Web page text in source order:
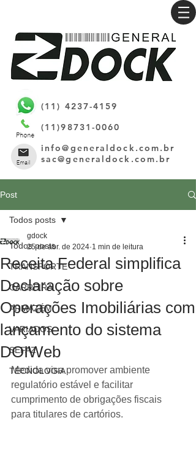
(11) 4237-4159
(11)98731-0060
info@generaldock.com.br
sac@generaldock.com.br
Post
Todos posts
TRANSPORTE
CARREIRA
ARMAZÉM
VARIADOS
SEFAZ
TECNOLOGIA
Todos posts
Receita Federal simplifica
Declaração sobre
Operações Imobiliárias com
lançamento do sistema
DOIWeb
gdock
25 de abr. de 2024 1 min de leitura
Medida visa promover ambiente
regulatório estável e facilitar
cumprimento de obrigações fiscais
para titulares de cartórios.